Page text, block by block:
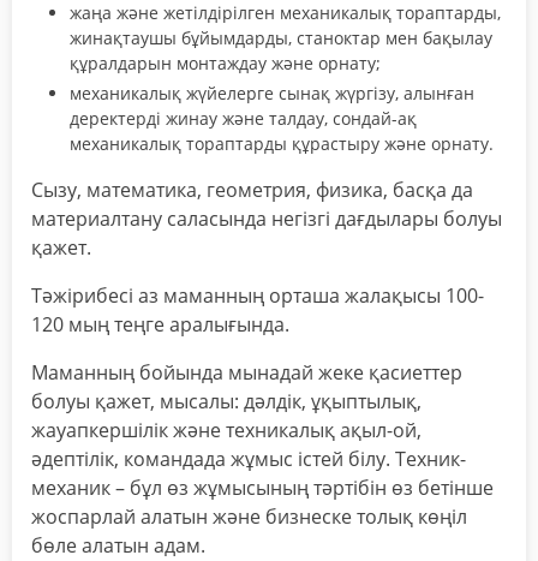
жаңа және жетілдірілген механикалық тораптарды,
жинақтаушы бұйымдарды, станоктар мен бақылау
құралдарын монтаждау және орнату;
механикалық жүйелерге сынақ жүргізу, алынған
деректерді жинау және талдау, сондай-ақ
механикалық тораптарды құрастыру және орнату.
Сызу, математика, геометрия, физика, басқа да
материалтану саласында негізгі дағдылары болуы
қажет.
Тәжірибесі аз маманның орташа жалақысы 100-
120 мың теңге аралығында.
Маманның бойында мынадай жеке қасиеттер
болуы қажет, мысалы: дәлдік, ұқыптылық,
жауапкершілік және техникалық ақыл-ой,
әдептілік, командада жұмыс істей білу. Техник-
механик – бұл өз жұмысының тәртібін өз бетінше
жоспарлай алатын және бизнеске толық көңіл
бөле алатын адам.